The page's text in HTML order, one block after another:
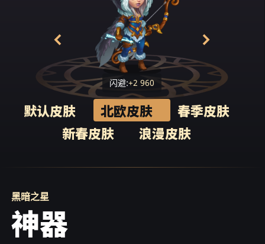
结界。圣母们说得对: 她神不知鬼不觉地穿过了
防御工事！按照精灵同伴给的地图，女孩来到
了城市中心，找到了神器，并将它砸成了碎
就在那一刻，一支黑暗精灵大军涌入敌人领
地，摧毁沿途的一切。不到一个小时，入侵者
就来到了里弗萨的城墙下。
与此同时，黑暗之星站在城堡其中一座辉煌大
厅的一面大镜子前，凝视着自己的投影。没有
当一队里弗萨卫兵冲进大厅时，一切都清楚
己为什么看起来不像在格雷文的兄弟姐妹: 显
然，黑暗精灵在她很小的时候就绑架了她，以
便在多年后的现在，让她渗透进里弗萨，摧毁
哨兵，为黑暗精灵开辟道路，最终得以粉碎他
闪避:+2 960
默认皮肤 北欧皮肤
春季皮肤
新春皮肤
浪漫皮肤
黑暗之星
神器